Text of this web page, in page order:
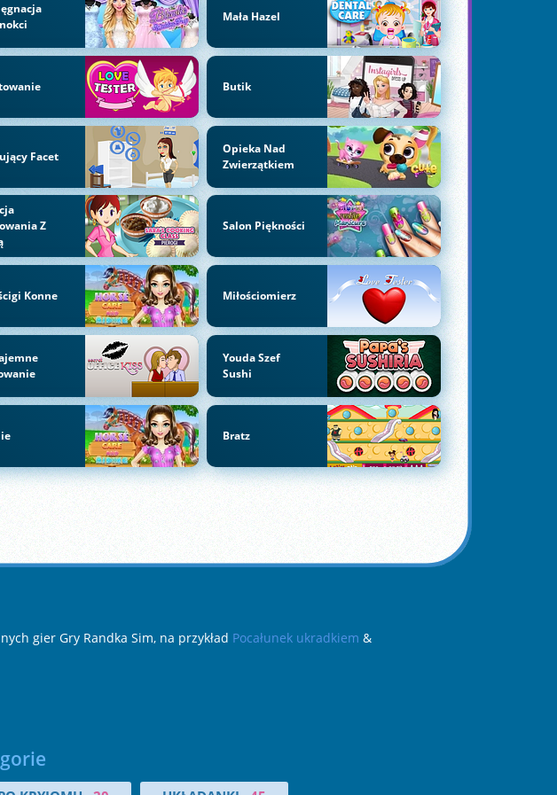
Mała Hazel
Butik
Facet
Opieka Nad
Zwierzątkiem
Z
Salon Piękności
Konne Miłościomierz
Youda Szef
Sushi
Bratz
gier Gry Randka Sim, na przykład Pocałunek ukradkiem &